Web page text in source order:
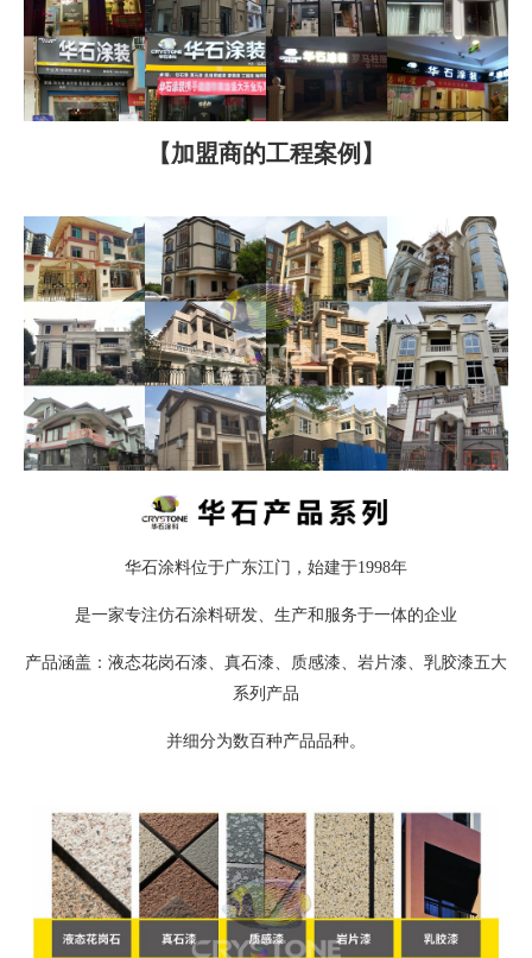
【加盟商的工程案例】
华石涂料位于广东江门，始建于1998年
是一家专注仿石涂料研发、生产和服务于一体的企业
产品涵盖：液态花岗石漆、真石漆、质感漆、岩片漆、乳胶漆五大
系列产品
并细分为数百种产品品种。